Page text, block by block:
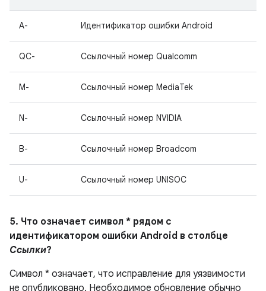
A- Идентификатор ошибки Android
QC- Ссылочный номер Qualcomm
M- Ссылочный номер MediaTek
N- Ссылочный номер NVIDIA
B- Ссылочный номер Broadcom
U- Ссылочный номер UNISOC
5. Что означает символ * рядом с
идентификатором ошибки Android в столбце
Ссылки?
Символ * означает, что исправление для уязвимости
не опубликовано. Необходимое обновление обычно